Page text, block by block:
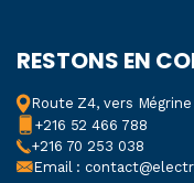
RESTONS EN
Route Z4, vers
+216 52 466 788
+216 70 253 038
Email :